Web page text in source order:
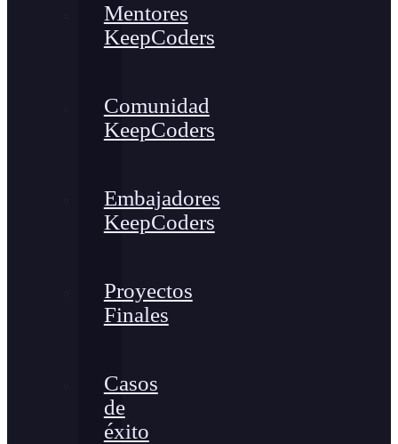
Mentores
KeepCoders
Comunidad
KeepCoders
Embajadores
KeepCoders
Proyectos
Finales
Casos
de
éxito